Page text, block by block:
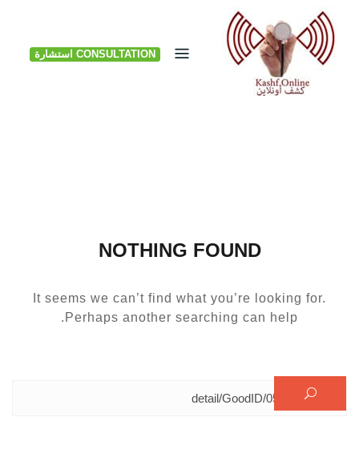
Skip
content
CONSULTATION استشارة
NOTHING FOUND
It seems we can’t find what you’re looking for.
Perhaps another searching can help.
البحث عن: